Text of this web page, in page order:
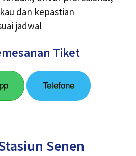
dan kepastian
jadwal
Tiket
Telefone
Senen